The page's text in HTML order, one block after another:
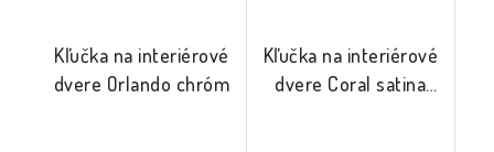
Kľučka na interiérové
dvere Orlando chróm
Kľučka na interiérové
dvere Coral satina